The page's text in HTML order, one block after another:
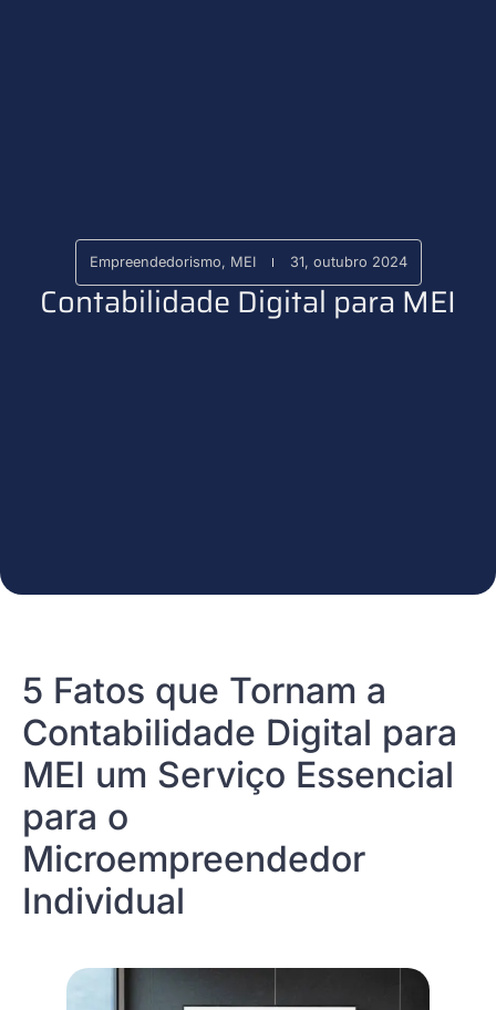
Empreendedorismo, MEI 31, outubro 2024
Contabilidade Digital para MEI
5 Fatos que Tornam a
Contabilidade Digital para
MEI um Serviço Essencial
para o
Microempreendedor
Individual